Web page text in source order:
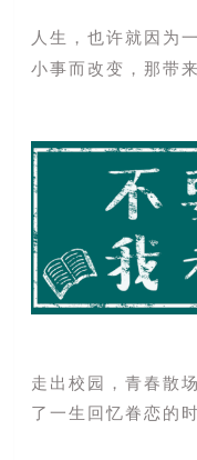
人生，也许就因为
小事而改变，那带
走出校园，青春散场
了一生回忆眷恋的时